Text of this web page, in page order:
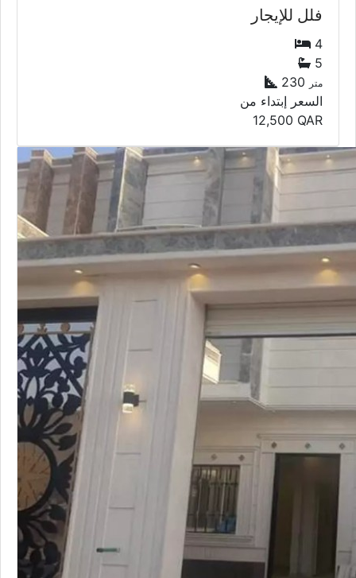
فلل للإيجار
4
5
230 متر
السعر إبتداء من
12,500 QAR